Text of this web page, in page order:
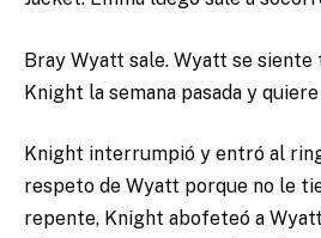
Bray Wyatt sale. Wyatt se
Knight la semana pasada y
Knight interrumpió y entró al
respeto de Wyatt porque no le
repente, Knight abofeteó a